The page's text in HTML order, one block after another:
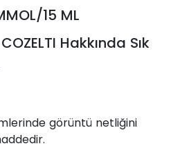
15 ML
Hakkında Sık
görüntü netliğini